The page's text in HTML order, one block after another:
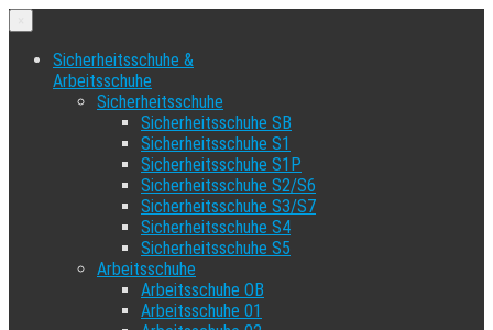
Sicherheitsschuhe &
Arbeitsschuhe
Sicherheitsschuhe
Sicherheitsschuhe SB
Sicherheitsschuhe S1
Sicherheitsschuhe S1P
Sicherheitsschuhe S2/S6
Sicherheitsschuhe S3/S7
Sicherheitsschuhe S4
Sicherheitsschuhe S5
Arbeitsschuhe
Arbeitsschuhe OB
Arbeitsschuhe 01